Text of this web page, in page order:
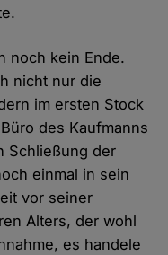
noch kein Ende.
nicht nur die
im ersten Stock
des Kaufmanns
Schließung der
einmal in sein
vor seiner
Alters, der wohl
es handele